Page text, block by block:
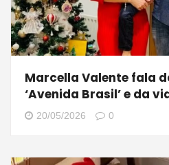
Marcella Valente fala
‘Avenida Brasil’ e da
20/05/2026 0